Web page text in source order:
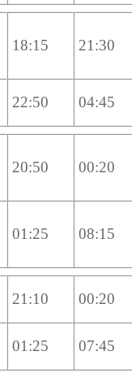
18:15 21:30
22:50 04:45
20:50 00:20
01:25 08:15
21:10 00:20
01:25 07:45